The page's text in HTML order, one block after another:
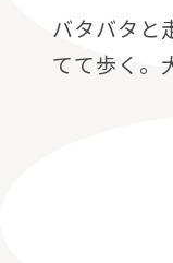
バタバタと
てて歩く。